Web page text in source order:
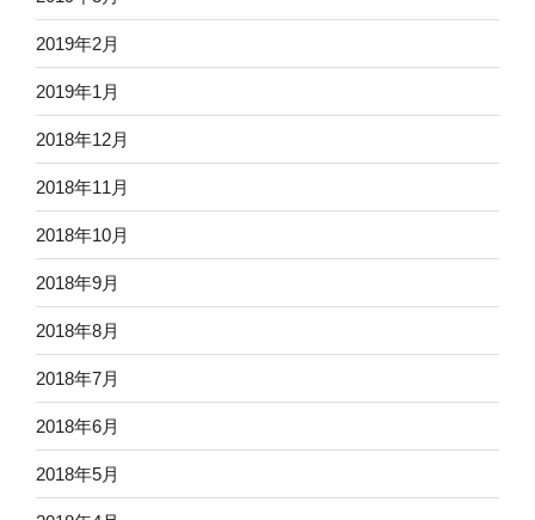
2019年2月
2019年1月
2018年12月
2018年11月
2018年10月
2018年9月
2018年8月
2018年7月
2018年6月
2018年5月